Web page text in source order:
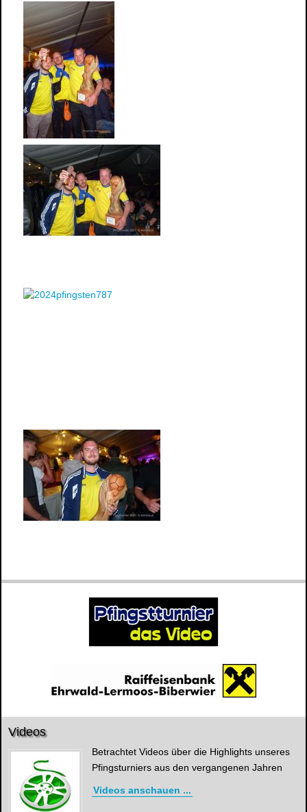
Videos
Betrachtet Videos über die Highlights unseres
Pfingsturniers aus den vergangenen Jahren
Videos anschauen ...